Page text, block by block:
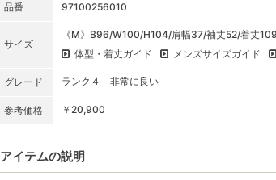
品番 97100256010
サイズ
《M》B96/W100/H104/肩幅37/袖丈52/着丈
体型・着丈ガイド
メンズサイズガイド
グレード ランク４ 非常に良い
参考価格 ￥20,900
アイテムの説明